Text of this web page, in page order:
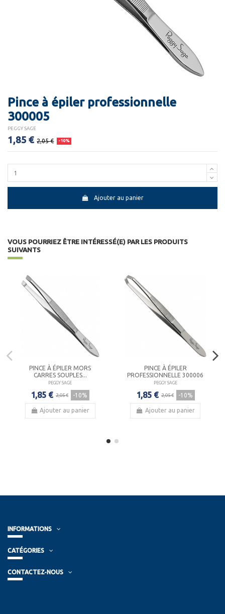
Pince à épiler professionnelle
300005
PEGGY SAGE
1,85 € 2,05 € -10%
Ajouter au panier
VOUS POURRIEZ ÊTRE INTÉRESSÉ(E) PAR LES PRODUITS
SUIVANTS
PINCE À ÉPILER MORS
CARRES SOUPLES...
PEGGY SAGE
1,85 € 2,05 € -10%
Ajouter au panier
PINCE À ÉPILER
PROFESSIONNELLE 300006
PEGGY SAGE
1,85 € 2,05 € -10%
Ajouter au panier
INFORMATIONS
CATÉGORIES
CONTACTEZ-NOUS